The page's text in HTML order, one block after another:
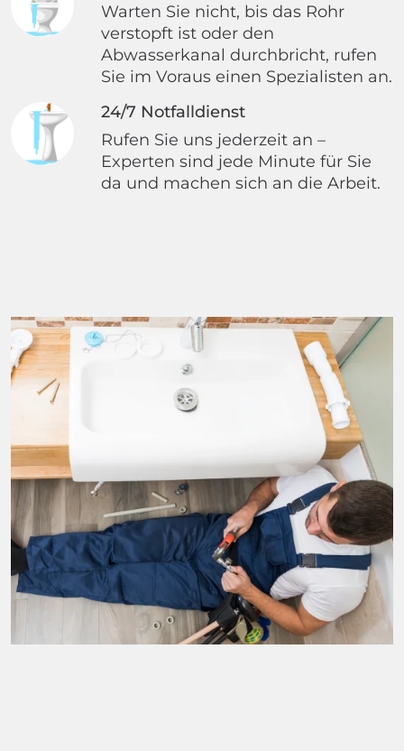
Warten Sie nicht, bis das Rohr
verstopft ist oder den
Abwasserkanal durchbricht, rufen
Sie im Voraus einen Spezialisten an.
24/7 Notfalldienst
Rufen Sie uns jederzeit an –
Experten sind jede Minute für Sie
da und machen sich an die Arbeit.